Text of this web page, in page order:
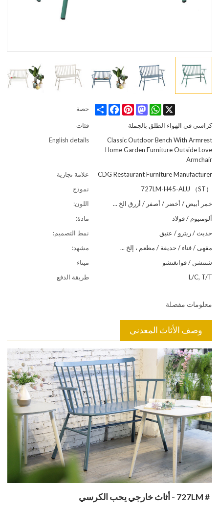
حصة Share
FacebookPinterest
Mastodon
WhatsApp X
فئات
كراسي في الهواء الطلق بالجملة
English details
Classic Outdoor Bench With Armrest
Home Garden Furniture Outside Love
Armchair
علامة تجارية
CDG Restaurant Furniture Manufacturer
نموذج
727LM-H45-ALU （ST）
اللون:
خمر أبيض / أخضر / أصفر / أزرق الخ ...
مادة:
ألومنيوم / فولاذ
نمط التصميم:
حديث / ريترو / عتيق
مشهد:
مقهى / فناء / حديقة / مطعم ، إلخ ...
ميناء
شنتشن / قوانغتشو
طريقة الدفع
L/C, T/T
معلومات مفصلة
وصف الأثاث المعدني
# 727LM - أثاث خارجي يحب الكرسي